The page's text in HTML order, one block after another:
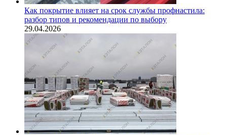
Как покрытие влияет на срок службы профнастила:
разбор типов и рекомендации по выбору
29.04.2026